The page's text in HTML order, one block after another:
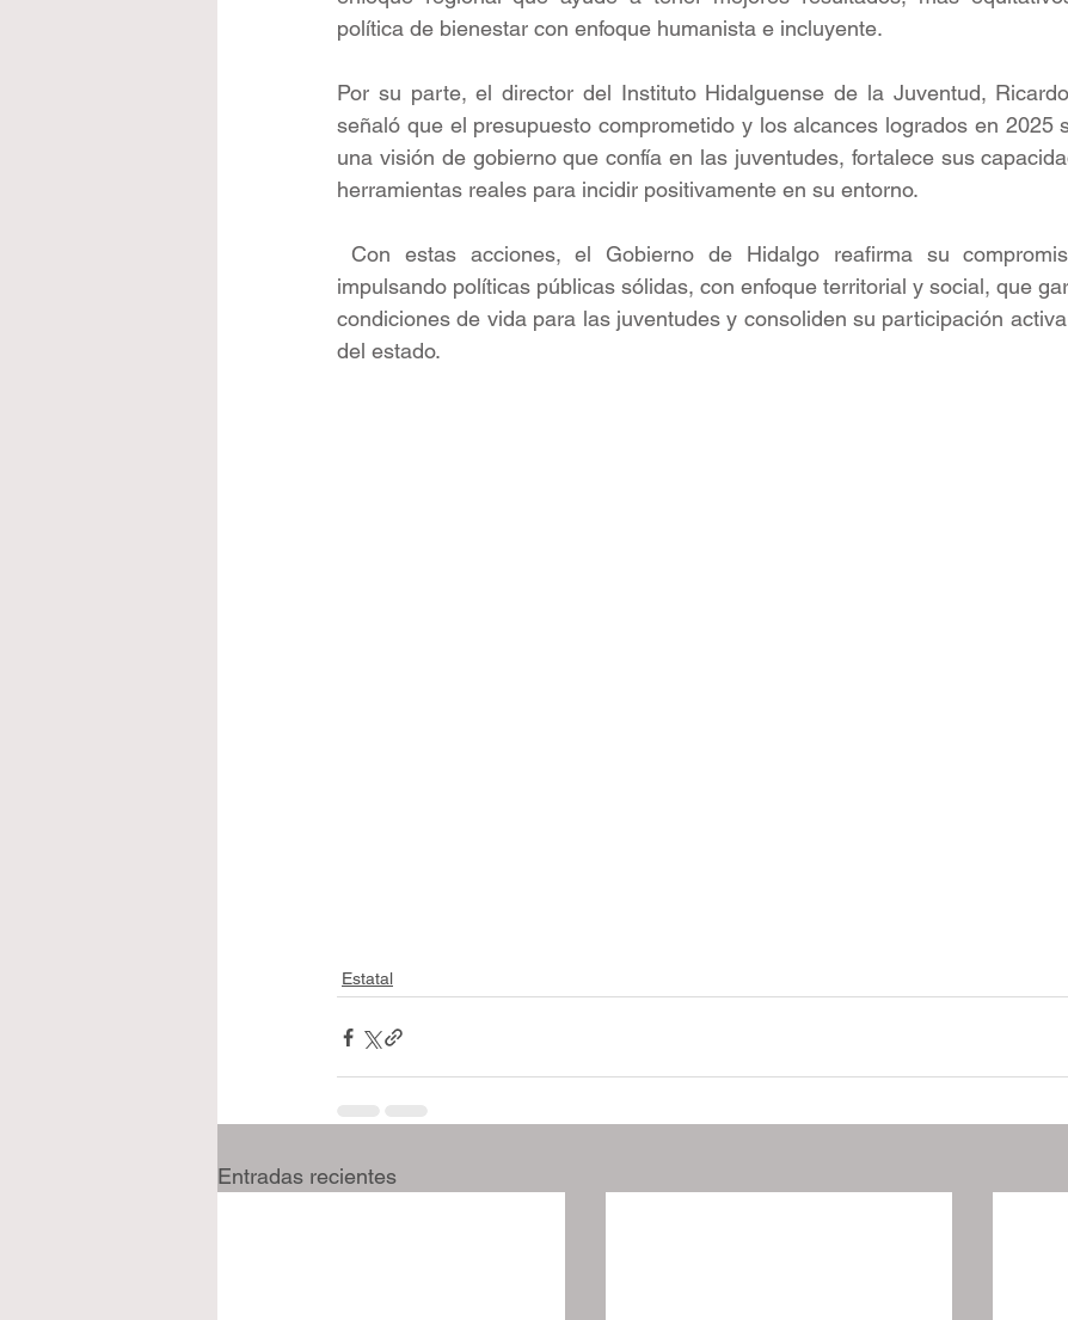
política de bienestar con enfoque humanista e incluyente.
Por su parte, el director del Instituto Hidalguense de la Juventud,
señaló que el presupuesto comprometido y los alcances logrados en 2025
una visión de gobierno que confía en las juventudes, fortalece sus
herramientas reales para incidir positivamente en su entorno.
Con estas acciones, el Gobierno de Hidalgo reafirma su
impulsando políticas públicas sólidas, con enfoque territorial y social, que
condiciones de vida para las juventudes y consoliden su participación
del estado.
Estatal
Entradas recientes